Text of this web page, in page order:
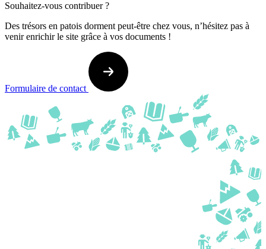
Souhaitez-vous contribuer ?
Des trésors en patois dorment peut-être chez vous, n’hésitez pas à
venir enrichir le site grâce à vos documents !
Formulaire de contact